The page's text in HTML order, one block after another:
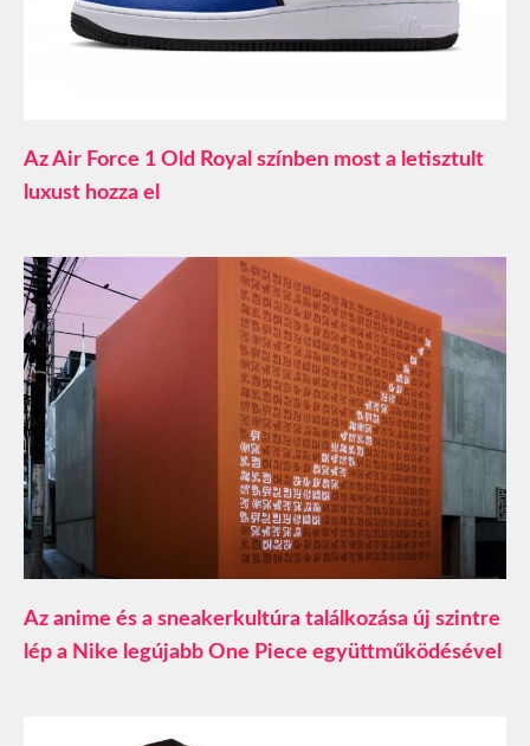
Az Air Force 1 Old Royal színben most a letisztult
luxust hozza el
Az anime és a sneakerkultúra találkozása új szintre
lép a Nike legújabb One Piece együttműködésével